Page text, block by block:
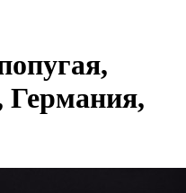
Германия,